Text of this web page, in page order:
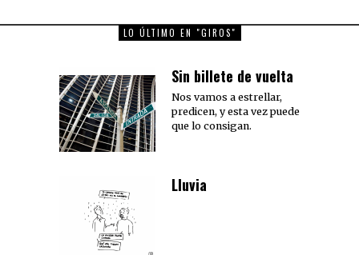
LO ÚLTIMO EN "GIROS"
Sin billete de vuelta
Nos vamos a estrellar,
predicen, y esta vez puede
que lo consigan.
Lluvia